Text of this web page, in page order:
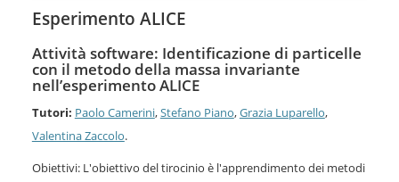
Esperimento ALICE
Attività software: Identificazione di particelle
con il metodo della massa invariante
nell’esperimento ALICE
Tutori: Paolo Camerini,Stefano Piano,Grazia Luparello,
Valentina Zaccolo.
Obiettivi: L'obiettivo del tirocinio è l'apprendimento dei metodi